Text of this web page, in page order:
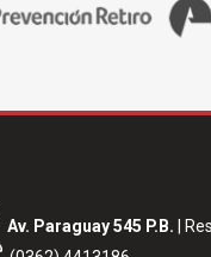
Av. Paraguay 545 P.B. |